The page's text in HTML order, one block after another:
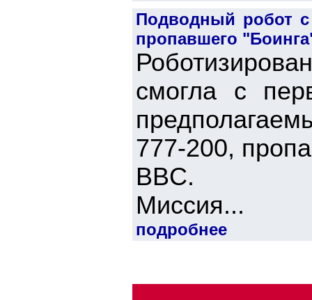
Подводный робот
пропавшего
смогла с
777-200,
BBC.
Миссия...
подробнее